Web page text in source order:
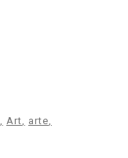
Art
arte